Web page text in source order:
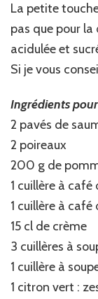
La petite
pas que pour
acidulée et
Si je vous
Ingrédients
2 pavés de
2 poireaux
200 g de
1 cuillère à
1 cuillère à café
15 cl de crème
3 cuillères à
1 cuillère à
1 citron vert :